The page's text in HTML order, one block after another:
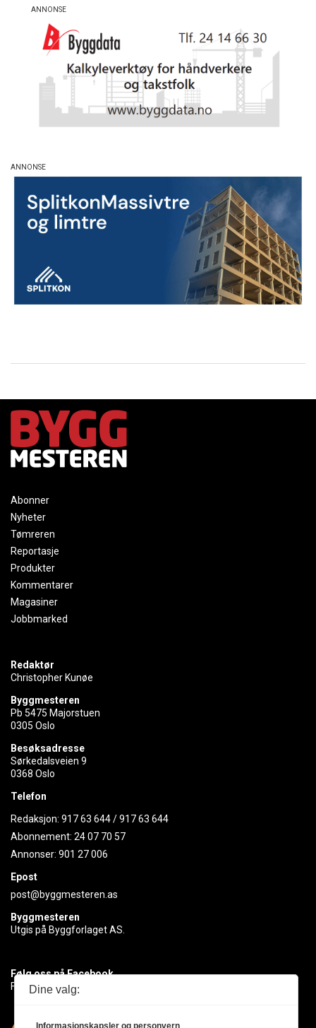
Abonner
Nyheter
Tømreren
Reportasje
Produkter
Kommentarer
Magasiner
Jobbmarked
Redaktør
Christopher Kunøe
Byggmesteren
Pb 5475 Majorstuen
0305 Oslo
Besøksadresse
Sørkedalsveien 9
0368 Oslo
Telefon
Redaksjon: 917 63 644/917 63 644
Abonnement: 24 07 70 57
Annonser: 901 27 006
Epost
post@byggmesteren.as
Byggmesteren
Utgis på Byggforlaget AS.
Følg oss på Facebook
Få med deg det siste innen byggebransjen
Dine valg:
Informasjonskapsler og personvern